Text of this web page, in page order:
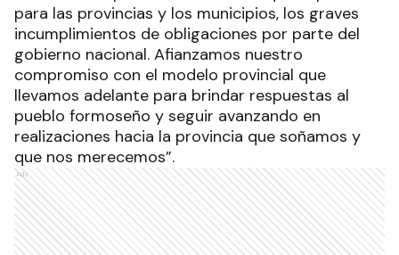
para las provincias y los municipios, los graves
incumplimientos de obligaciones por parte del
gobierno nacional. Afianzamos nuestro
compromiso con el modelo provincial que
llevamos adelante para brindar respuestas al
pueblo formoseño y seguir avanzando en
realizaciones hacia la provincia que soñamos y
que nos merecemos”.
Ads